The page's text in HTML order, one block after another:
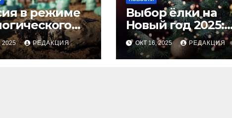
в режиме
2025 РЕДАКЦИЯ
Выбор ёлки на
Новый год 2025:
тренды и советы
для идеального
праздника
ОКТ 16, 2025 РЕДАКЦИЯ